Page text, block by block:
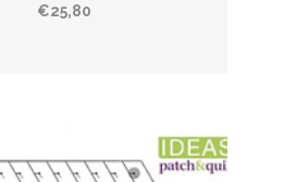
€25,80